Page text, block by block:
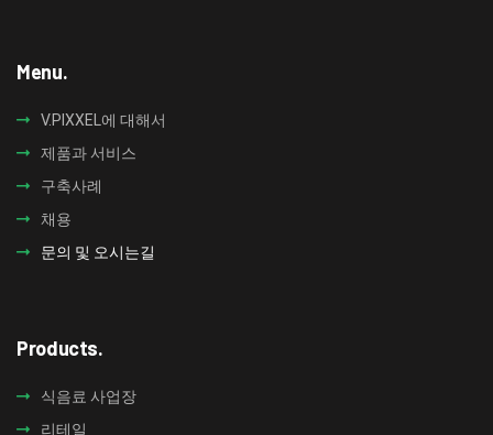
Menu.
V.PIXXEL에 대해서
제품과 서비스
구축사례
채용
문의 및 오시는길
Products.
식음료 사업장​
리테일